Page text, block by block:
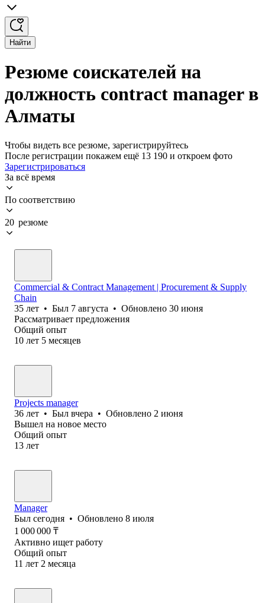
Найти
Резюме соискателей на
должность contract manager в
Алматы
Чтобы видеть все резюме, зарегистрируйтесь
После регистрации покажем ещё 13 190 и откроем фото
Зарегистрироваться
За всё время
По соответствию
20 резюме
Commercial & Contract Management | Procurement & Supply
Chain
35 лет • Был 7 августа • Обновлено 30 июня
Рассматривает предложения
Общий опыт
10 лет 5 месяцев
Projects manager
36 лет • Был вчера • Обновлено 2 июня
Вышел на новое место
Общий опыт
13 лет
Manager
Был сегодня • Обновлено 8 июля
1 000 000 ₸
Активно ищет работу
Общий опыт
11 лет 2 месяца